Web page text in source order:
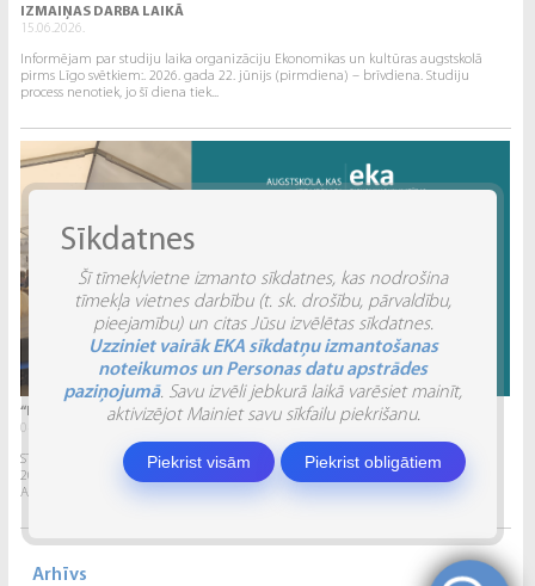
IZMAIŅAS DARBA LAIKĀ
15.06.2026.
Informējam par studiju laika organizāciju Ekonomikas un kultūras augstskolā
pirms Līgo svētkiem:. 2026. gada 22. jūnijs (pirmdiena) – brīvdiena. Studiju
process nenotiek, jo šī diena tiek...
“INVENTIO 2026” ATSKATS
04.06.2026.
STUDĒJOŠO STARPTAUTISKĀ ZINĀTNISKI PRAKTISKĀ KONFERENCE “INVENTIO 2026”.
2026. gada 29. un 30. maijā Ekonomikas un kultūras augstskola sadarbībā ar
Alberta Koledžu organizēja Studējošo...
Arhīvs
Sīkdatnes
Šī tīmekļvietne izmanto sīkdatnes, kas nodrošina
tīmekļa vietnes darbību (t. sk. drošību, pārvaldību,
pieejamību) un citas Jūsu izvēlētas sīkdatnes.
Uzziniet vairāk EKA sīkdatņu izmantošanas
noteikumos un Personas datu apstrādes
paziņojumā. Savu izvēli jebkurā laikā varēsiet mainīt,
aktivizējot Mainiet savu sīkfailu piekrišanu.
Piekrist visām Piekrist obligātiem